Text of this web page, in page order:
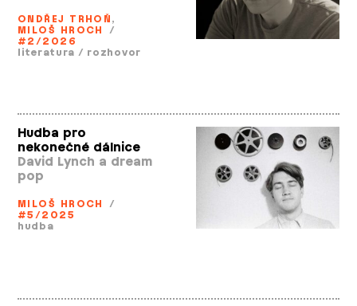
ONDŘEJ TRHOŇ,
MILOŠ HROCH
/
#2/2026
literatura / rozhovor
Hudba pro
nekonečné dálnice
David Lynch a dream
pop
MILOŠ HROCH
/
#5/2025
hudba